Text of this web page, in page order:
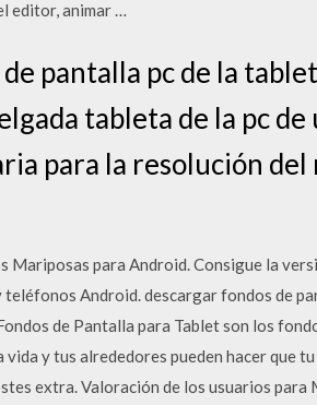
editor, animar …
pantalla pc de la
tableta de la pc
para la resolución
para Android. Consigue la
Android. descargar fondos de
de Pantalla para Tablet son los
y tus alrededores pueden hacer que
extra. Valoración de los usuarios para